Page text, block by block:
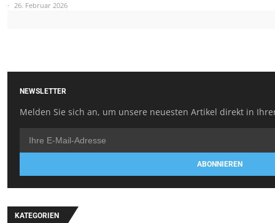
26. Februar 2026
NEWSLETTER
Melden Sie sich an, um unsere neuesten Artikel direkt in
ABONNIEREN
KATEGORIEN